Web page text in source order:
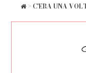
> C'ERA UNA